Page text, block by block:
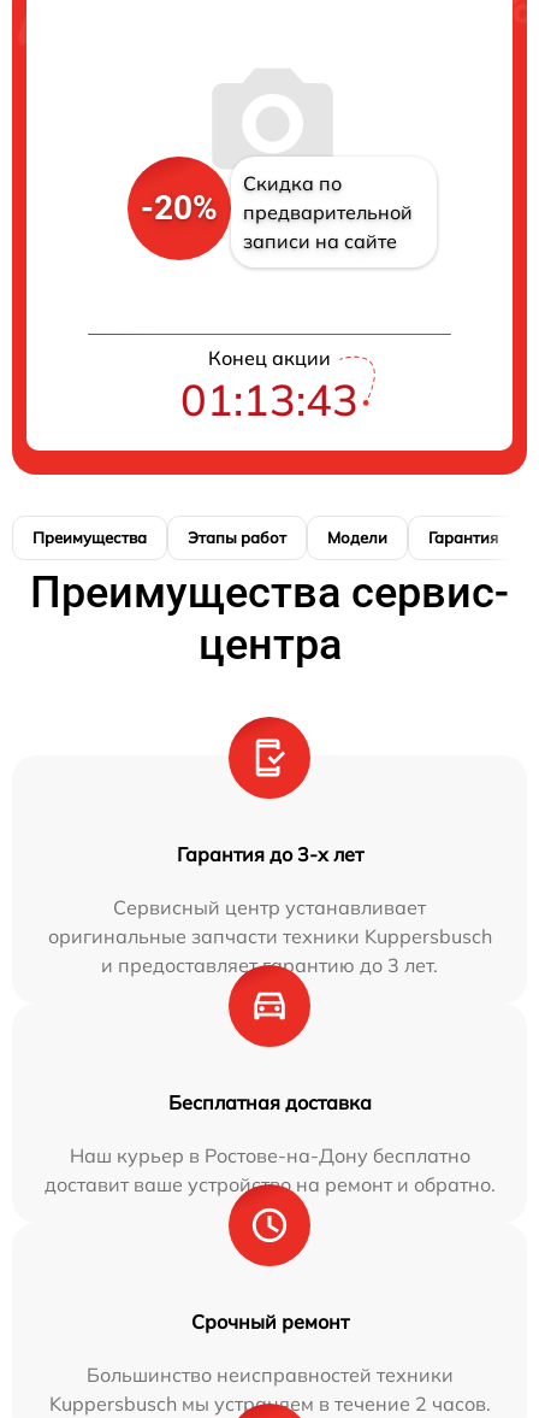
-20%
Скидка по
предварительной
записи на сайте
Конец акции
01:13:42
Преимущества Этапы работ Модели Гарантия
Преимущества сервис-
центра
Гарантия до 3-х лет
Сервисный центр устанавливает
оригинальные запчасти техники Kuppersbusch
и предоставляет гарантию до 3 лет.
Бесплатная доставка
Наш курьер в Ростове-на-Дону бесплатно
доставит ваше устройство на ремонт и обратно.
Срочный ремонт
Большинство неисправностей техники
Kuppersbusch мы устраняем в течение 2 часов.